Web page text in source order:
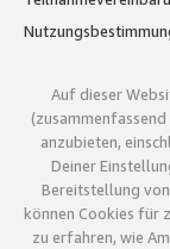
Auf dieser
anzubieten,
Deiner
Bereitstellung
können Cookies für
zu erfahren, wie